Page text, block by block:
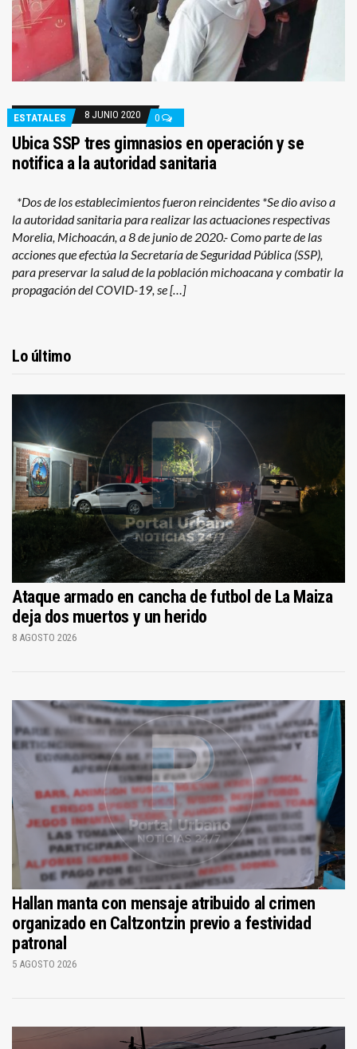
ESTATALES 8 JUNIO 2020 0
Ubica SSP tres gimnasios en operación y se
notifica a la autoridad sanitaria
*Dos de los establecimientos fueron reincidentes *Se dio aviso a
la autoridad sanitaria para realizar las actuaciones respectivas
Morelia, Michoacán, a 8 de junio de 2020.- Como parte de las
acciones que efectúa la Secretaría de Seguridad Pública (SSP),
para preservar la salud de la población michoacana y combatir la
propagación del COVID-19, se […]
Lo último
Ataque armado en cancha de futbol de La Maiza
deja dos muertos y un herido
8 AGOSTO 2026
Hallan manta con mensaje atribuido al crimen
organizado en Caltzontzin previo a festividad
patronal
5 AGOSTO 2026